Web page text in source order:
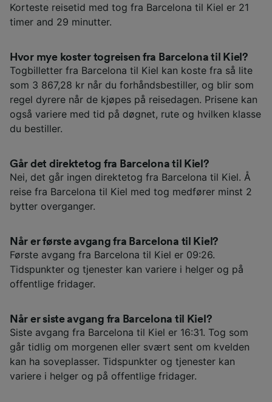
Korteste reisetid med tog fra Barcelona til Kiel er 21
timer and 29 minutter.
Hvor mye koster togreisen fra Barcelona til Kiel?
Togbilletter fra Barcelona til Kiel kan koste fra så lite
som 3 867,28 kr når du forhåndsbestiller, og blir som
regel dyrere når de kjøpes på reisedagen. Prisene kan
også variere med tid på døgnet, rute og hvilken klasse
du bestiller.
Går det direktetog fra Barcelona til Kiel?
Nei, det går ingen direktetog fra Barcelona til Kiel. Å
reise fra Barcelona til Kiel med tog medfører minst 2
bytter overganger.
Når er første avgang fra Barcelona til Kiel?
Første avgang fra Barcelona til Kiel er 09:26.
Tidspunkter og tjenester kan variere i helger og på
offentlige fridager.
Når er siste avgang fra Barcelona til Kiel?
Siste avgang fra Barcelona til Kiel er 16:31. Tog som
går tidlig om morgenen eller svært sent om kvelden
kan ha soveplasser. Tidspunkter og tjenester kan
variere i helger og på offentlige fridager.